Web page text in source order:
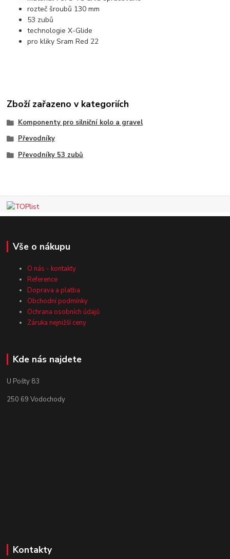
rozteč šroubů 130 mm
53 zubů
technologie X-Glide
pro kliky Sram Red 22
Zboží zařazeno v kategoriích
Komponenty pro silniční kolo a gravel
Převodníky
Převodníky 53 zubů
Vše o nákupu
O nás - kontakty
Reference
Doprava a platba
Obchodní podmínky
Ochrana osobních údajů
Záruka nejnižší ceny
Kde nás najdete
U Pošty 83
250 69 Vodochody
Kontakty